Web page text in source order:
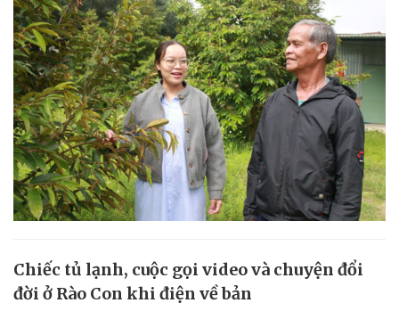
Chiếc tủ lạnh, cuộc gọi video và chuyện đổi
đời ở Rào Con khi điện về bản